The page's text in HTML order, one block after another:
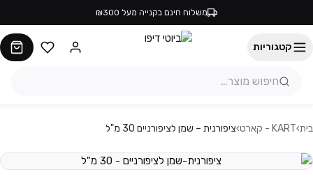
משלוח חינם בקנייה מעל ₪300
קטגוריות
בית›KART - קארט ›ציפורנית – שמן לציפורניים 30 מ"ל